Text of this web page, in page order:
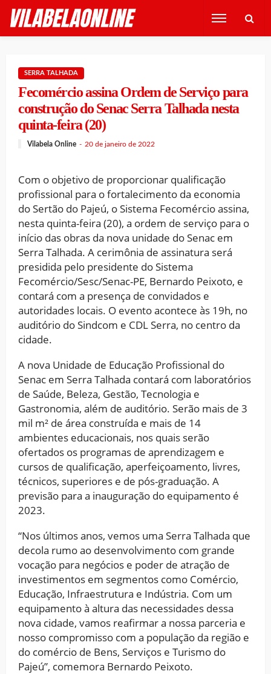
SERRA TALHADA
Fecomércio assina Ordem de Serviço para
construção do Senac Serra Talhada nesta
quinta-feira (20)
Vilabela Online 20 de janeiro de 2022
Com o objetivo de proporcionar qualificação
profissional para o fortalecimento da economia
do Sertão do Pajeú, o Sistema Fecomércio assina,
nesta quinta-feira (20), a ordem de serviço para o
início das obras da nova unidade do Senac em
Serra Talhada. A cerimônia de assinatura será
presidida pelo presidente do Sistema
Fecomércio/Sesc/Senac-PE, Bernardo Peixoto, e
contará com a presença de convidados e
autoridades locais. O evento acontece às 19h, no
auditório do Sindcom e CDL Serra, no centro da
cidade.
A nova Unidade de Educação Profissional do
Senac em Serra Talhada contará com laboratórios
de Saúde, Beleza, Gestão, Tecnologia e
Gastronomia, além de auditório. Serão mais de 3
mil m² de área construída e mais de 14
ambientes educacionais, nos quais serão
ofertados os programas de aprendizagem e
cursos de qualificação, aperfeiçoamento, livres,
técnicos, superiores e de pós-graduação. A
previsão para a inauguração do equipamento é
2023.
“Nos últimos anos, vemos uma Serra Talhada que
decola rumo ao desenvolvimento com grande
vocação para negócios e poder de atração de
investimentos em segmentos como Comércio,
Educação, Infraestrutura e Indústria. Com um
equipamento à altura das necessidades dessa
nova cidade, vamos reafirmar a nossa parceria e
nosso compromisso com a população da região e
do comércio de Bens, Serviços e Turismo do
Pajeú”, comemora Bernardo Peixoto.